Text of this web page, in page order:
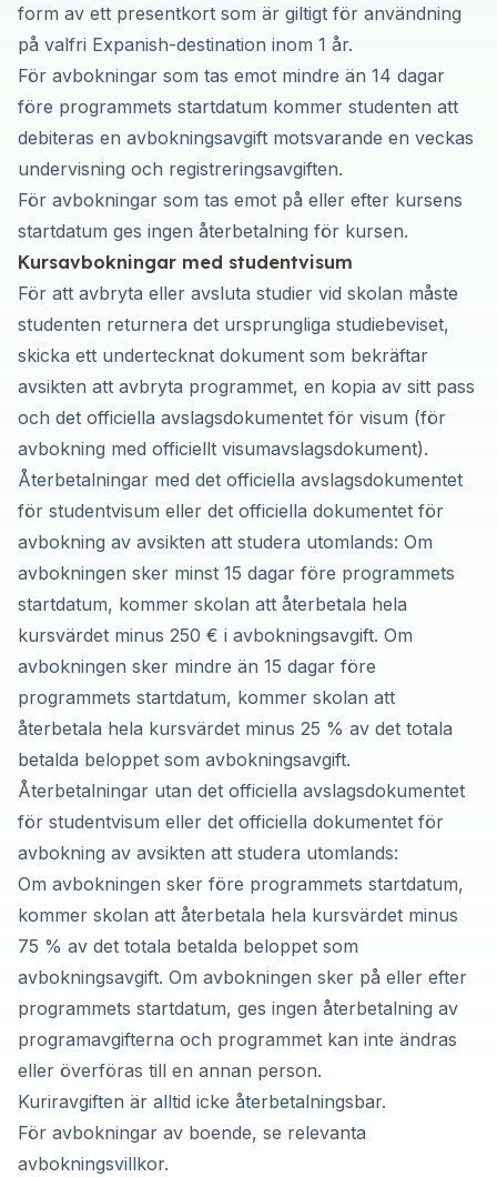
form av ett presentkort som är giltigt för användning
på valfri Expanish-destination inom 1 år.
För avbokningar som tas emot mindre än 14 dagar
före programmets startdatum kommer studenten att
debiteras en avbokningsavgift motsvarande en veckas
undervisning och registreringsavgiften.
För avbokningar som tas emot på eller efter kursens
startdatum ges ingen återbetalning för kursen.
Kursavbokningar med studentvisum
För att avbryta eller avsluta studier vid skolan måste
studenten returnera det ursprungliga studiebeviset,
skicka ett undertecknat dokument som bekräftar
avsikten att avbryta programmet, en kopia av sitt pass
och det officiella avslagsdokumentet för visum (för
avbokning med officiellt visumavslagsdokument).
Återbetalningar med det officiella avslagsdokumentet
för studentvisum eller det officiella dokumentet för
avbokning av avsikten att studera utomlands: Om
avbokningen sker minst 15 dagar före programmets
startdatum, kommer skolan att återbetala hela
kursvärdet minus 250 € i avbokningsavgift. Om
avbokningen sker mindre än 15 dagar före
programmets startdatum, kommer skolan att
återbetala hela kursvärdet minus 25 % av det totala
betalda beloppet som avbokningsavgift.
Återbetalningar utan det officiella avslagsdokumentet
för studentvisum eller det officiella dokumentet för
avbokning av avsikten att studera utomlands:
Om avbokningen sker före programmets startdatum,
kommer skolan att återbetala hela kursvärdet minus
75 % av det totala betalda beloppet som
avbokningsavgift. Om avbokningen sker på eller efter
programmets startdatum, ges ingen återbetalning av
programavgifterna och programmet kan inte ändras
eller överföras till en annan person.
Kuriravgiften är alltid icke återbetalningsbar.
För avbokningar av boende, se relevanta
avbokningsvillkor.